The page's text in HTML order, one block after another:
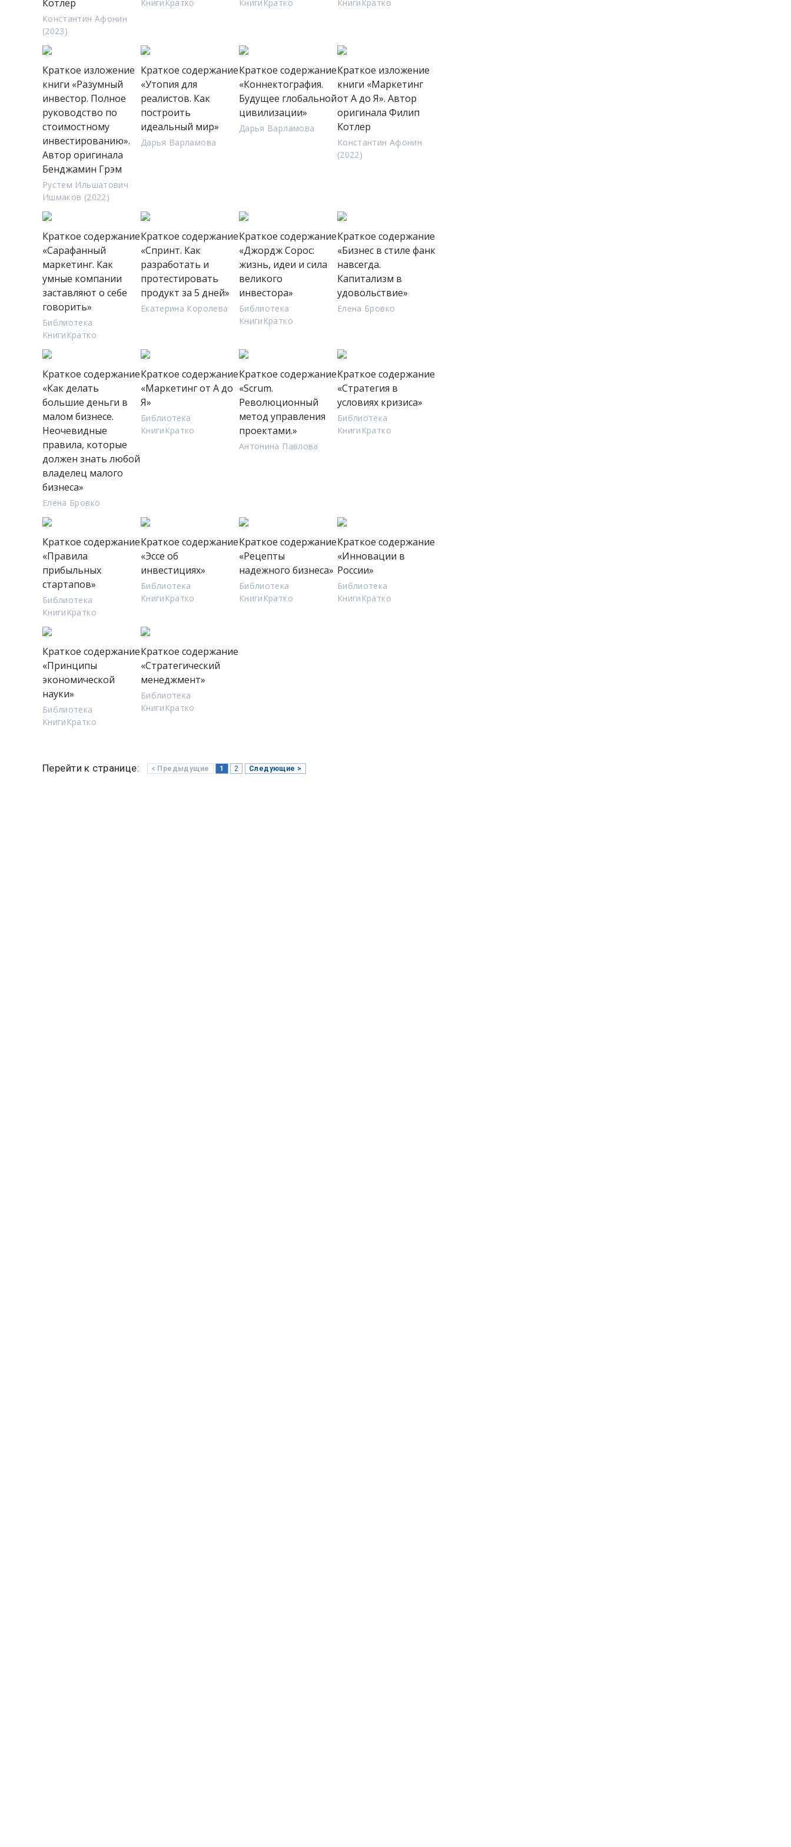
Котлер
Константин Афонин
(2023)
КнигиКратко
КнигиКратко
КнигиКратко
Краткое изложение
книги «Разумный
инвестор. Полное
руководство по
стоимостному
инвестированию».
Автор оригинала
Бенджамин Грэм
Рустем Ильшатович
Ишмаков (2022)
Краткое содержание
«Утопия для
реалистов. Как
построить
идеальный мир»
Дарья Варламова
Краткое содержание
«Коннектография.
Будущее глобальной
цивилизации»
Дарья Варламова
Краткое изложение
книги «Маркетинг
от А до Я». Автор
оригинала Филип
Котлер
Константин Афонин
(2022)
Краткое содержание
«Сарафанный
маркетинг. Как
умные компании
заставляют о себе
говорить»
Библиотека
КнигиКратко
Краткое содержание
«Спринт. Как
разработать и
протестировать
продукт за 5 дней»
Екатерина Королева
Краткое содержание
«Джордж Сорос:
жизнь, идеи и сила
великого
инвестора»
Библиотека
КнигиКратко
Краткое содержание
«Бизнес в стиле фанк
навсегда.
Капитализм в
удовольствие»
Елена Бровко
Краткое содержание
«Как делать
большие деньги в
малом бизнесе.
Неочевидные
правила, которые
должен знать любой
владелец малого
бизнеса»
Елена Бровко
Краткое содержание
«Маркетинг от А до
Я»
Библиотека
КнигиКратко
Краткое содержание
«Scrum.
Революционный
метод управления
проектами.»
Антонина Павлова
Краткое содержание
«Стратегия в
условиях кризиса»
Библиотека
КнигиКратко
Краткое содержание
«Правила
прибыльных
стартапов»
Библиотека
КнигиКратко
Краткое содержание
«Эссе об
инвестициях»
Библиотека
КнигиКратко
Краткое содержание
«Рецепты
надежного бизнеса»
Библиотека
КнигиКратко
Краткое содержание
«Инновации в
России»
Библиотека
КнигиКратко
Краткое содержание
«Принципы
экономической
науки»
Библиотека
КнигиКратко
Краткое содержание
«Стратегический
менеджмент»
Библиотека
КнигиКратко
Перейти к странице: < Предыдущие 1 2 Следующие >